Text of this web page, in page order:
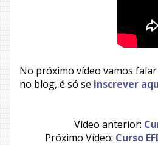
No próximo vídeo vamos
no blog, é só se inscrever
Vídeo anterior:
Próximo Vídeo: Curso